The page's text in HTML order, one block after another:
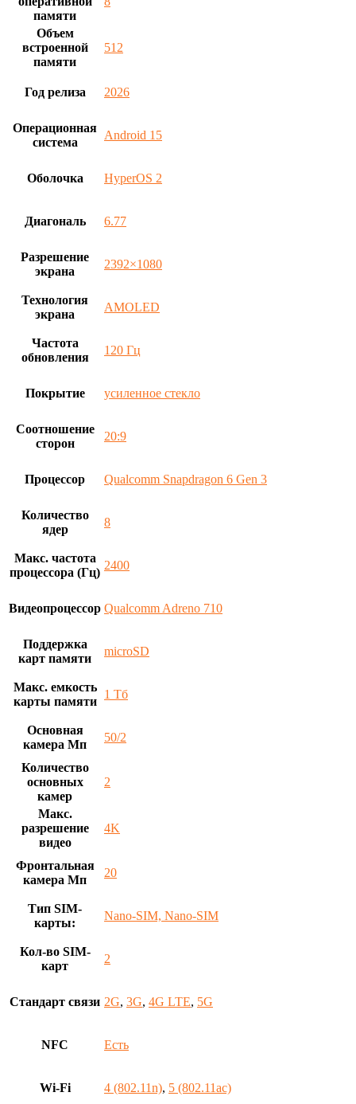
памяти
Объем
встроенной
памяти
512
Год релиза 2026
Операционная
система
Android 15
Оболочка HyperOS 2
Диагональ 6.77
Разрешение
экрана
2392×1080
Технология
экрана
AMOLED
Частота
обновления
120 Гц
Покрытие усиленное стекло
Соотношение
сторон
20:9
Процессор Qualcomm Snapdragon 6 Gen 3
Количество
ядер
8
Макс. частота
процессора (Гц)
2400
Видеопроцессор Qualcomm Adreno 710
Поддержка
карт памяти
microSD
Макс. емкость
карты памяти
1 Тб
Основная
камера Мп
50/2
Количество
основных
камер
2
Макс.
разрешение
видео
4K
Фронтальная
камера Мп
20
Тип SIM-
карты:
Nano-SIM, Nano-SIM
Кол-во SIM-
карт
2
Стандарт связи 2G, 3G, 4G LTE, 5G
NFC Есть
Wi-Fi 4 (802.11n), 5 (802.11ac)